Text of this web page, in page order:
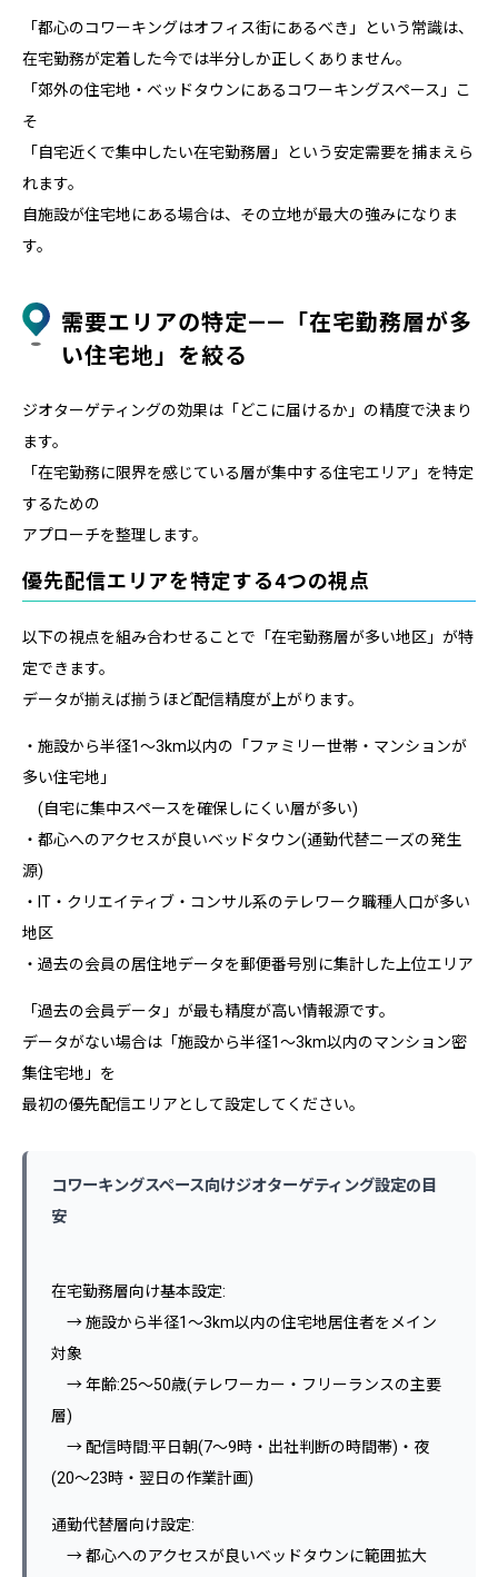
「都心のコワーキングはオフィス街にあるべき」という常識は、
在宅勤務が定着した今では半分しか正しくありません。
「郊外の住宅地・ベッドタウンにあるコワーキングスペース」こ
そ
「自宅近くで集中したい在宅勤務層」という安定需要を捕まえら
れます。
自施設が住宅地にある場合は、その立地が最大の強みになりま
す。
需要エリアの特定——「在宅勤務層が多
い住宅地」を絞る
ジオターゲティングの効果は「どこに届けるか」の精度で決まり
ます。
「在宅勤務に限界を感じている層が集中する住宅エリア」を特定
するための
アプローチを整理します。
優先配信エリアを特定する4つの視点
以下の視点を組み合わせることで「在宅勤務層が多い地区」が特
定できます。
データが揃えば揃うほど配信精度が上がります。
・施設から半径1〜3km以内の「ファミリー世帯・マンションが
多い住宅地」
(自宅に集中スペースを確保しにくい層が多い)
・都心へのアクセスが良いベッドタウン(通勤代替ニーズの発生
源)
・IT・クリエイティブ・コンサル系のテレワーク職種人口が多い
地区
・過去の会員の居住地データを郵便番号別に集計した上位エリア
「過去の会員データ」が最も精度が高い情報源です。
データがない場合は「施設から半径1〜3km以内のマンション密
集住宅地」を
最初の優先配信エリアとして設定してください。
コワーキングスペース向けジオターゲティング設定の目
安
在宅勤務層向け基本設定:
→ 施設から半径1〜3km以内の住宅地居住者をメイン
対象
→ 年齢:25〜50歳(テレワーカー・フリーランスの主要
層)
→ 配信時間:平日朝(7〜9時・出社判断の時間帯)・夜
(20〜23時・翌日の作業計画)
通勤代替層向け設定:
→ 都心へのアクセスが良いベッドタウンに範囲拡大